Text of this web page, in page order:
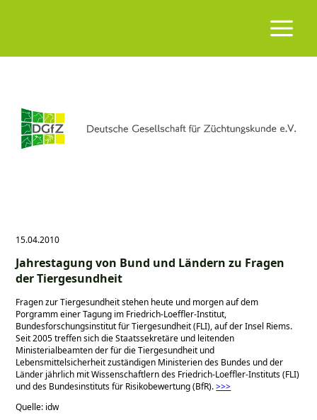
15.04.2010
Jahrestagung von Bund und Ländern zu Fragen
der Tiergesundheit
Fragen zur Tiergesundheit stehen heute und morgen auf dem
Porgramm einer Tagung im Friedrich-Loeffler-Institut,
Bundesforschungsinstitut für Tiergesundheit (FLI), auf der Insel Riems.
Seit 2005 treffen sich die Staatssekretäre und leitenden
Ministerialbeamten der für die Tiergesundheit und
Lebensmittelsicherheit zuständigen Ministerien des Bundes und der
Länder jährlich mit Wissenschaftlern des Friedrich-Loeffler-Instituts (FLI)
und des Bundesinstituts für Risikobewertung (BfR).>>>
Quelle: idw